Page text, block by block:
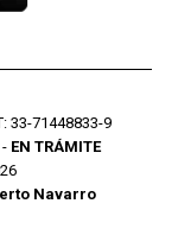
33-71448833-9
EN TRÁMITE
Navarro